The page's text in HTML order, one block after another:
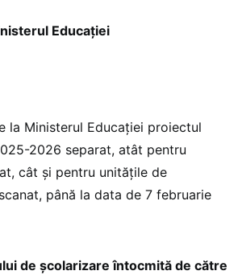
Educației
Ministerul Educației proiectul
2026 separat, atât pentru
cât și pentru unitățile de
până la data de 7 februarie
de școlarizare întocmită de către